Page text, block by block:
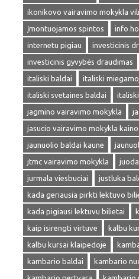
ikonikovo vairavimo mokykla
įmontuojamos spintos
info
internetu pigiau
investicinis
investicinis gyvybės draudimas
italiski baldai
italiski
italiski svetaines baldai
jagmino vairavimo mokykla
jasucio vairavimo mokykla
jaunuolio baldai kaune
jtmc vairavimo mokykla
jurmala viesbuciai
justluka
kada geriausia pirkti lektuvo
kada pigiausi lektuvu bilietai
kaip isirengti virtuve
kalbu
kalbu kursai klaipedoje
kambario baldai
kambario